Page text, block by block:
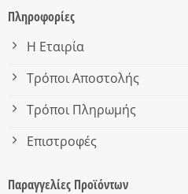
Πληροφορίες
Η Εταιρία
Τρόποι Αποστολής
Τρόποι Πληρωμής
Επιστροφές
Παραγγελίες Προϊόντων